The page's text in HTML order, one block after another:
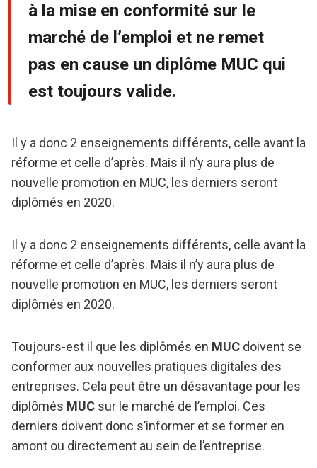
à la mise en conformité sur le
marché de l’emploi et ne remet
pas en cause un diplôme MUC qui
est toujours valide.
Il y a donc 2 enseignements différents, celle avant la
réforme et celle d’après. Mais il n’y aura plus de
nouvelle promotion en MUC, les derniers seront
diplômés en 2020.
Il y a donc 2 enseignements différents, celle avant la
réforme et celle d’après. Mais il n’y aura plus de
nouvelle promotion en MUC, les derniers seront
diplômés en 2020.
Toujours-est il que les diplômés en MUC doivent se
conformer aux nouvelles pratiques digitales des
entreprises. Cela peut être un désavantage pour les
diplômés MUC sur le marché de l’emploi. Ces
derniers doivent donc s’informer et se former en
amont ou directement au sein de l’entreprise.